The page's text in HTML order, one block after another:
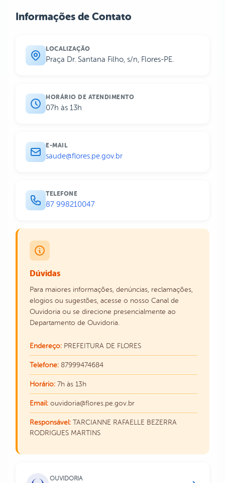
Informações de Contato
LOCALIZAÇÃO
Praça Dr. Santana Filho, s/n, Flores-PE.
HORÁRIO DE ATENDIMENTO
07h às 13h
E-MAIL
saude@flores.pe.gov.br
TELEFONE
87 998210047
Dúvidas
Para maiores informações, denúncias, reclamações,
elogios ou sugestões, acesse o nosso Canal de
Ouvidoria ou se direcione presencialmente ao
Departamento de Ouvidoria.
Endereço: PREFEITURA DE FLORES
Telefone: 87999474684
Horário: 7h às 13h
Email: ouvidoria@flores.pe.gov.br
Responsável: TARCIANNE RAFAELLE BEZERRA
RODRIGUES MARTINS
OUVIDORIA